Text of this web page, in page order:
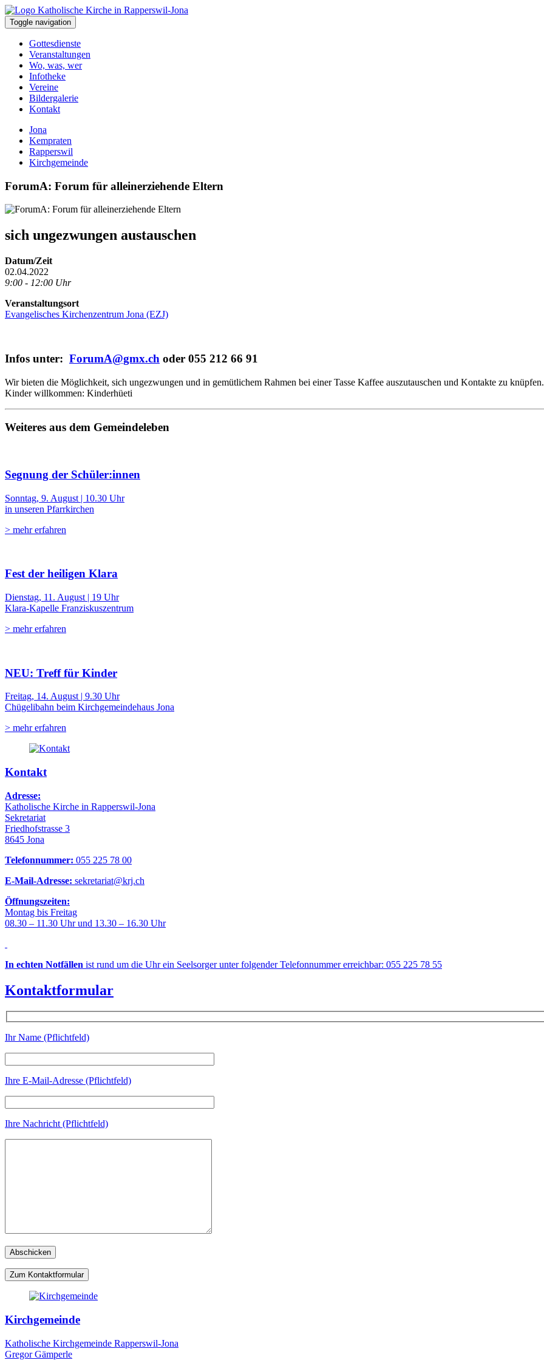
Toggle navigation
Gottesdienste
Veranstaltungen
Wo, was, wer
Infotheke
Vereine
Bildergalerie
Kontakt
Jona
Kempraten
Rapperswil
Kirchgemeinde
ForumA: Forum für alleinerziehende Eltern
sich ungezwungen austauschen
Datum/Zeit
02.04.2022
9:00 - 12:00 Uhr
Veranstaltungsort
Evangelisches Kirchenzentrum Jona (EZJ)
Infos unter: ForumA@gmx.ch oder 055 212 66 91
Wir bieten die Möglichkeit, sich ungezwungen und in gemütlichem Rahmen bei einer Tasse Kaffee auszutauschen und Kontakte zu knüpfen.
Kinder willkommen: Kinderhüeti
Weiteres aus dem Gemeindeleben
Segnung der Schüler:innen
Sonntag, 9. August | 10.30 Uhr
in unseren Pfarrkirchen
> mehr erfahren
Fest der heiligen Klara
Dienstag, 11. August | 19 Uhr
Klara-Kapelle Franziskuszentrum
> mehr erfahren
NEU: Treff für Kinder
Freitag, 14. August | 9.30 Uhr
Chügelibahn beim Kirchgemeindehaus Jona
> mehr erfahren
Kontakt
Adresse:
Katholische Kirche in Rapperswil-Jona
Sekretariat
Friedhofstrasse 3
8645 Jona
Telefonnummer: 055 225 78 00
E-Mail-Adresse: sekretariat@krj.ch
Öffnungszeiten:
Montag bis Freitag
08.30 – 11.30 Uhr und 13.30 – 16.30 Uhr
In echten Notfällen ist rund um die Uhr ein Seelsorger unter folgender Telefonnummer erreichbar: 055 225 78 55
Kontaktformular
Ihr Name (Pflichtfeld)
Ihre E-Mail-Adresse (Pflichtfeld)
Ihre Nachricht (Pflichtfeld)
Zum Kontaktformular
Kirchgemeinde
Katholische Kirchgemeinde Rapperswil-Jona
Gregor Gämperle